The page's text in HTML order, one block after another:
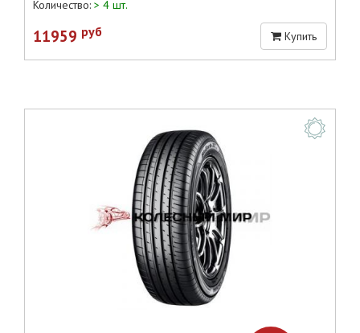
Количество: > 4 шт.
11959 руб Купить